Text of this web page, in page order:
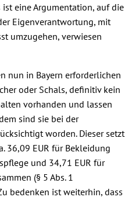
eine Argumentation, auf die
Eigenverantwortung, mit
umzugehen, verwiesen
nun in Bayern erforderlichen
oder Schals, definitiv kein
vorhanden und lassen
sind sie bei der
worden. Dieser setzt
36,09 EUR für Bekleidung
und 34,71 EUR für
(§ 5 Abs. 1
bedenken ist weiterhin, dass